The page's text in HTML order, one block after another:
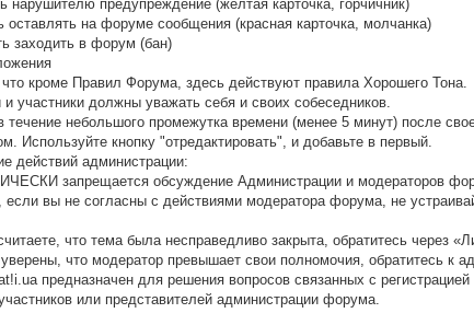
нарушителю предупреждение (желтая карточка, горчичник)
оставлять на форуме сообщения (красная карточка, молчанка)
заходить в форум (бан)
кроме Правил Форума, здесь действуют правила Хорошего Тона.
и участники должны уважать себя и своих собеседников.
небольшого промежутка времени (менее 5 минут) после
Используйте кнопку "отредактировать", и добавьте в первый.
действий администрации:
запрещается обсуждение Администрации и модераторов
если вы не согласны с действиями модератора форума, не
что тема была несправедливо закрыта, обратитесь через
что модератор превышает свои полномочия, обратитесь к
предназначен для решения вопросов связанных с
или представителей администрации форума.